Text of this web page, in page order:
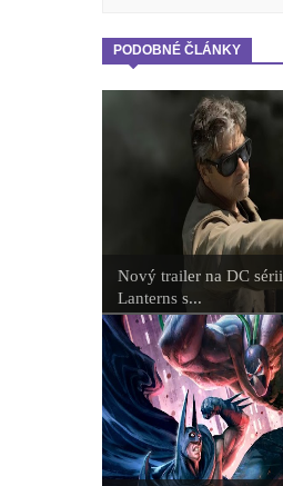
PODOBNÉ ČLÁNKY
Nový trailer na DC sérii
Lanterns s...